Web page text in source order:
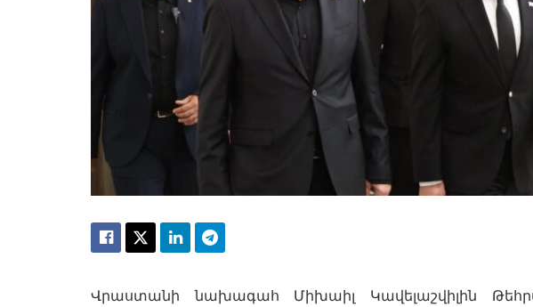
Վրաստանի նախագահ Միխաիլ Կավելաշվիլին